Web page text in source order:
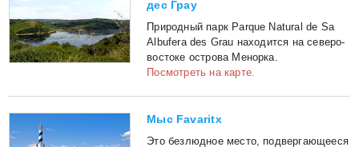
дес Грау
Природный парк Parque Natural de Sa
Albufera des Grau находится на северо-
востоке острова Менорка.
Посмотреть на карте.
Мыс Favаritx
Это безлюдное место, подвергающееся